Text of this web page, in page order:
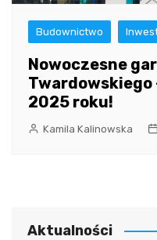
Budownictwo
Nowoczesne
Twardowskiego
2025 roku!
Kamila Kalinowska
Aktualności